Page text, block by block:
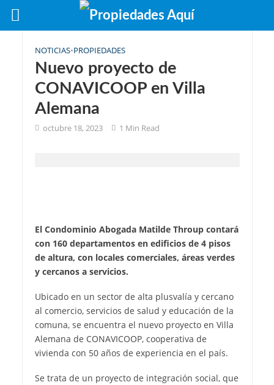
NOTICIAS•PROPIEDADES
Nuevo proyecto de
CONAVICOOP en Villa
Alemana
octubre 18, 2023 1 Min Read
El Condominio Abogada Matilde Throup contará
con 160 departamentos en edificios de 4 pisos
de altura, con locales comerciales, áreas verdes
y cercanos a servicios.
Ubicado en un sector de alta plusvalía y cercano
al comercio, servicios de salud y educación de la
comuna, se encuentra el nuevo proyecto en Villa
Alemana de CONAVICOOP, cooperativa de
vivienda con 50 años de experiencia en el país.
Se trata de un proyecto de integración social, que